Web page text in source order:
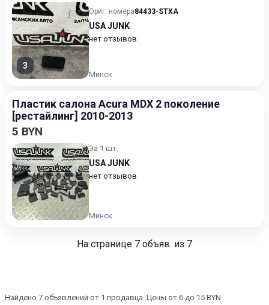
3
Ориг. номера84433-STXA
USA JUNK
нет отзывов
Минск
Пластик салона Acura MDX 2 поколение
[рестайлинг] 2010-2013
5 BYN
За 1 шт.
USA JUNK
нет отзывов
Минск
На странице 7 объяв. из 7
Найдено 7 объявлений от 1 продавца. Цены от 6 до 15 BYN.